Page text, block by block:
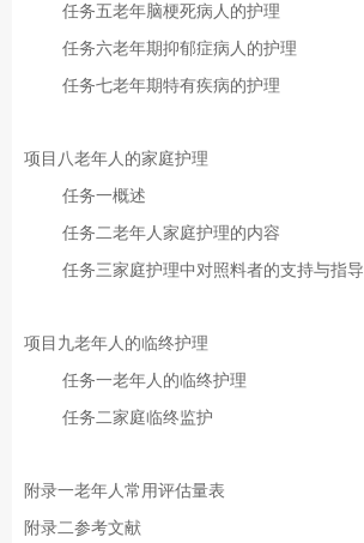
任务五老年脑梗死病人的护理
任务六老年期抑郁症病人的护理
任务七老年期特有疾病的护理
项目八老年人的家庭护理
任务一概述
任务二老年人家庭护理的内容
任务三家庭护理中对照料者的支持与指导
项目九老年人的临终护理
任务一老年人的临终护理
任务二家庭临终监护
附录一老年人常用评估量表
附录二参考文献